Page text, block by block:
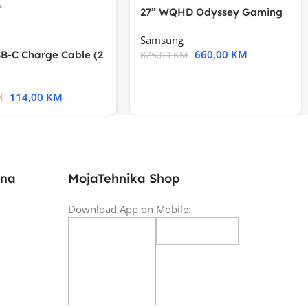
C Charge Cable (2
114,00 KM
27” WQHD Odyssey Gaming
Samsung
825,00KM 660,00 KM
MojaTehnika Shop
Download App on Mobile: